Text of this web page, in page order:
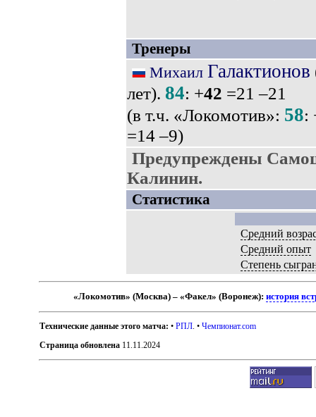
Тренеры
Михаил Галактионов
лет). 84: +42 =21 –21
(в т.ч. «Локомотив»: 58:
=14 –9)
Предупреждены
Калинин.
Статистика
Средний
Средний опыт
Степень
«Локомотив» (Москва) – «Факел» (Воронеж):история
Технические данные этого матча: •РПЛ . •Чемпионат.com
Страница обновлена 11.11.2024